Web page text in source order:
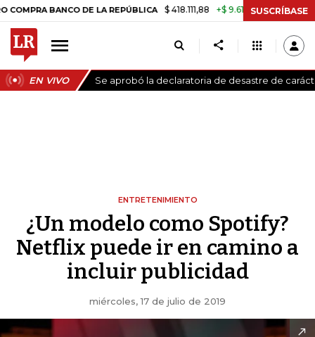
BANCO DE LA REPÚBLICA $ 418.111,88 +$ 9.612,91 +2,35% TASA
SUSCRÍBASE
EN VIVO Se aprobó la declaratoria de desastre de
ENTRETENIMIENTO
¿Un modelo como Spotify?
Netflix puede ir en camino a
incluir publicidad
miércoles, 17 de julio de 2019